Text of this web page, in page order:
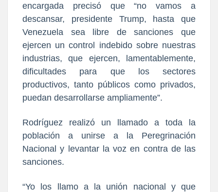
encargada precisó que “no vamos a
descansar, presidente Trump, hasta que
Venezuela sea libre de sanciones que
ejercen un control indebido sobre nuestras
industrias, que ejercen, lamentablemente,
dificultades para que los sectores
productivos, tanto públicos como privados,
puedan desarrollarse ampliamente”.
Rodríguez realizó un llamado a toda la
población a unirse a la Peregrinación
Nacional y levantar la voz en contra de las
sanciones.
“Yo los llamo a la unión nacional y que